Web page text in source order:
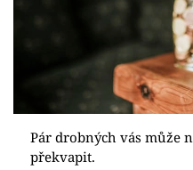
Pár drobných vás může
překvapit.